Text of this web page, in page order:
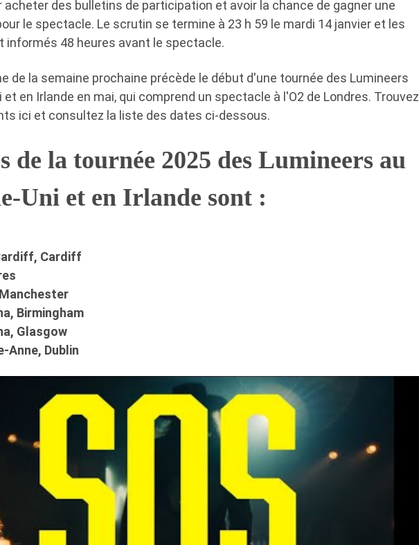
acheter des bulletins de participation et avoir la chance de gagner une
le spectacle. Le scrutin se termine à 23 h 59 le mardi 14 janvier et les
informés 48 heures avant le spectacle.
de la semaine prochaine précède le début d'une tournée des Lumineers
et en Irlande en mai, qui comprend un spectacle à l'O2 de Londres. Trouvez
ici et consultez la liste des dates ci-dessous.
de la tournée 2025 des Lumineers au
Uni et en Irlande sont :
Cardiff
Birmingham
Glasgow
Anne, Dublin